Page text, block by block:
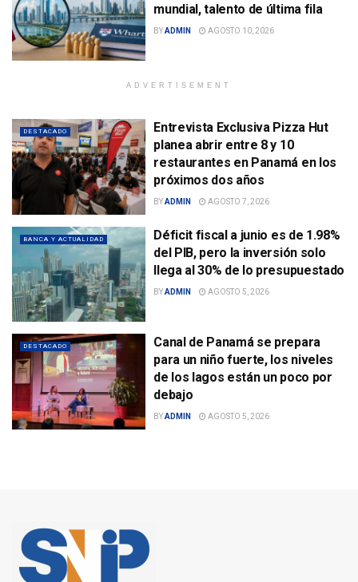
mundial, talento de última fila
BYADMIN AGOSTO 10, 2026
ADVERTISEMENT
DESTACADO
Entrevista Exclusiva Pizza Hut
planea abrir entre 8 y 10
restaurantes en Panamá en los
próximos dos años
BYADMIN AGOSTO 7, 2026
BANCA Y ACTUALIDAD
Déficit fiscal a junio es de 1.98%
del PIB, pero la inversión solo
llega al 30% de lo presupuestado
BYADMIN AGOSTO 5, 2026
DESTACADO
Canal de Panamá se prepara
para un niño fuerte, los niveles
de los lagos están un poco por
debajo
BYADMIN AGOSTO 5, 2026